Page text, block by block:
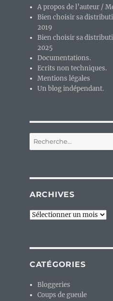
A propos de l’auteur /
Bien choisir sa
2019
Bien choisir sa
2025
Documentations.
Ecrits non techniques.
Mentions légales
Un blog indépendant.
Recherche
pour :
ARCHIVES
Archives
CATÉGORIES
Bloggeries
Coups de gueule